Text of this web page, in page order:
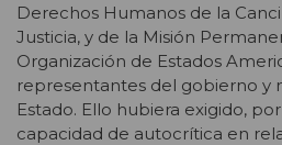
Derechos Humanos de la
Justicia, y de la Misión
Organización de Estados
representantes del gobierno y
Estado. Ello hubiera exigido,
capacidad de autocrítica en